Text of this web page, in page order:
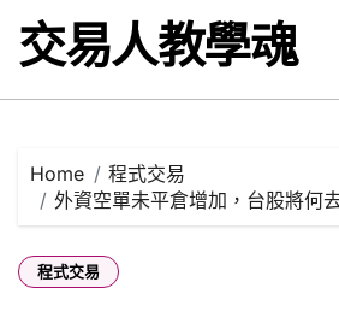
content
交易人教學魂
Home
程式交易
外資空單未平倉增加，台股將何
程式交易